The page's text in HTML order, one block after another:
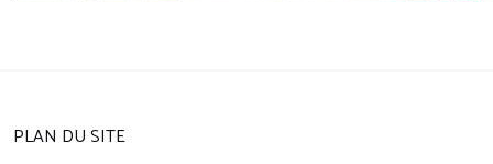
PLAN DU SITE